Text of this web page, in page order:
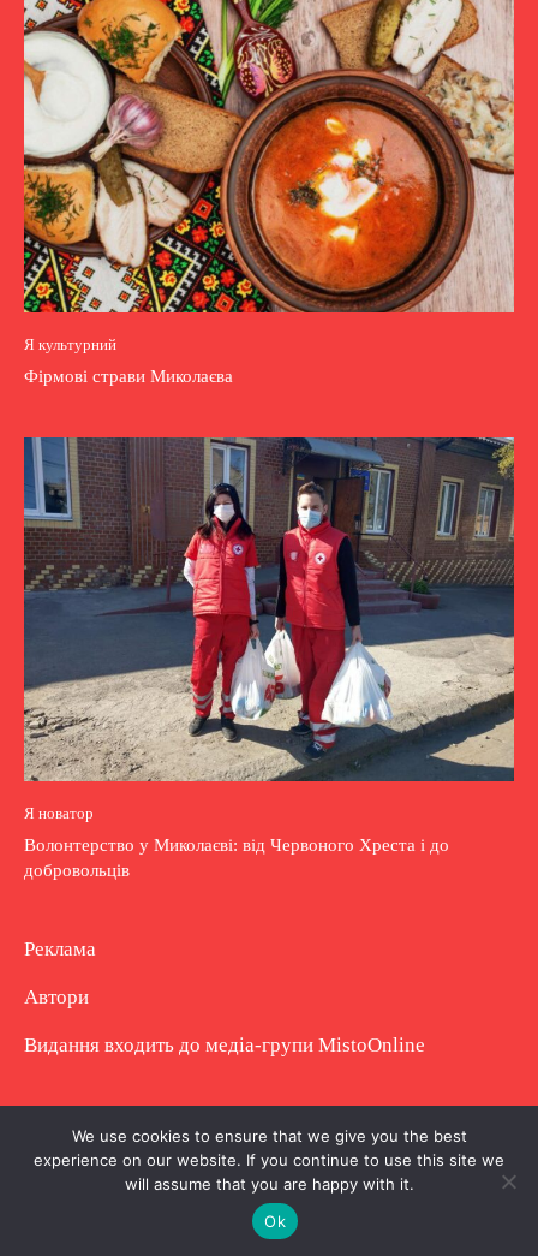
Я культурний
Фірмові страви Миколаєва
Я новатор
Волонтерство у Миколаєві: від Червоного Хреста і до
добровольців
Реклама
Автори
Видання входить до медіа-групи MistoOnline
Copyright © Повне використання матеріалу
заборонено. Частково можна з гіперпосиланням.
We use cookies to ensure that we give you the best
experience on our website. If you continue to use this site we
will assume that you are happy with it.
Ok